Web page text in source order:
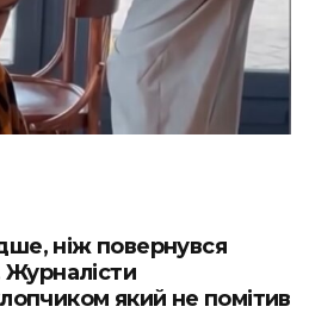
ніж повернувся
Журналісти
який не помітив